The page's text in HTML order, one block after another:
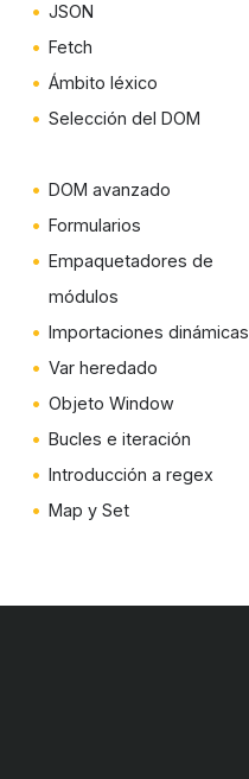
JSON
Fetch
Ámbito léxico
Selección del DOM
DOM avanzado
Formularios
Empaquetadores de
módulos
Importaciones dinámicas
Var heredado
Objeto Window
Bucles e iteración
Introducción a regex
Map y Set